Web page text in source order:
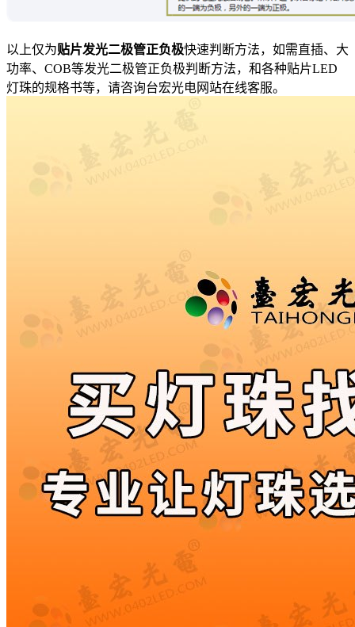
以上仅为贴片发光二极管正负极快速判断方法，如需直插、大
功率、COB等发光二极管正负极判断方法，和各种贴片LED
灯珠的规格书等，请咨询台宏光电网站在线客服。